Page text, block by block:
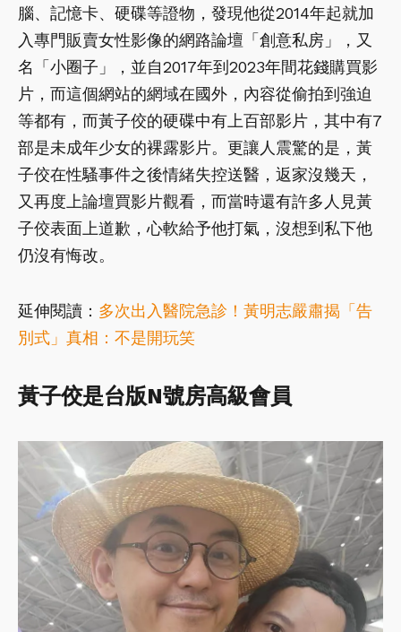
腦、記憶卡、硬碟等證物，發現他從2014年起就加
入專門販賣女性影像的網路論壇「創意私房」，又
名「小圈子」，並自2017年到2023年間花錢購買影
片，而這個網站的網域在國外，內容從偷拍到強迫
等都有，而黃子佼的硬碟中有上百部影片，其中有7
部是未成年少女的裸露影片。更讓人震驚的是，黃
子佼在性騷事件之後情緒失控送醫，返家沒幾天，
又再度上論壇買影片觀看，而當時還有許多人見黃
子佼表面上道歉，心軟給予他打氣，沒想到私下他
仍沒有悔改。
延伸閱讀： 多次出入醫院急診！黃明志嚴肅揭「告
別式」真相：不是開玩笑
黃子佼是台版N號房高級會員